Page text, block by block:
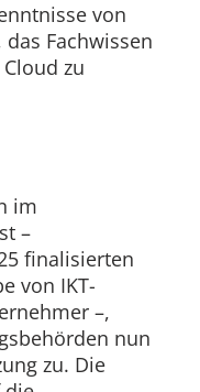
von
Fachwissen
zu
im
–
finalisierten
von IKT-
–,
nun
zu. Die